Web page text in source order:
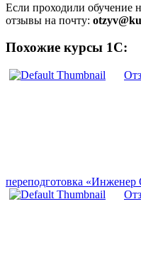
Если проходили обучение
отзывы на почту:
Похожие курсы 1С:
переподготовка